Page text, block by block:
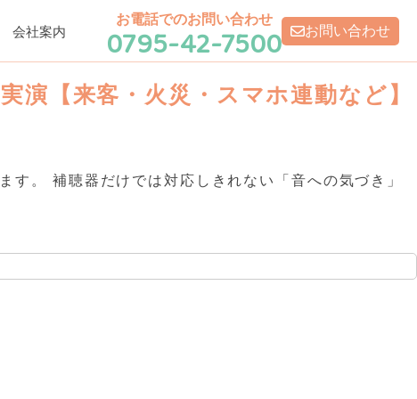
会社案内
お電話でのお問い合わせ
0795-42-7500 お問い合わせ
演【来客・火災・スマホ連動など】
。 補聴器だけでは対応しきれない「音への気づき」